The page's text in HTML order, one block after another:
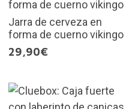
Jarra de cerveza en
forma de cuerno vikingo
29,90€